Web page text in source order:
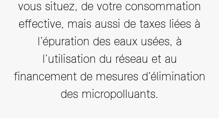
vous situez, de votre consommation
effective, mais aussi de taxes liées à
l’épuration des eaux usées, à
l’utilisation du réseau et au
financement de mesures d’élimination
des micropolluants.